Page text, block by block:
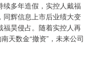
多年造假，实控人戴福
同辉信息上市后业绩大变
福昊侵占。随着实控人再
天数金“撤资”，未来公司